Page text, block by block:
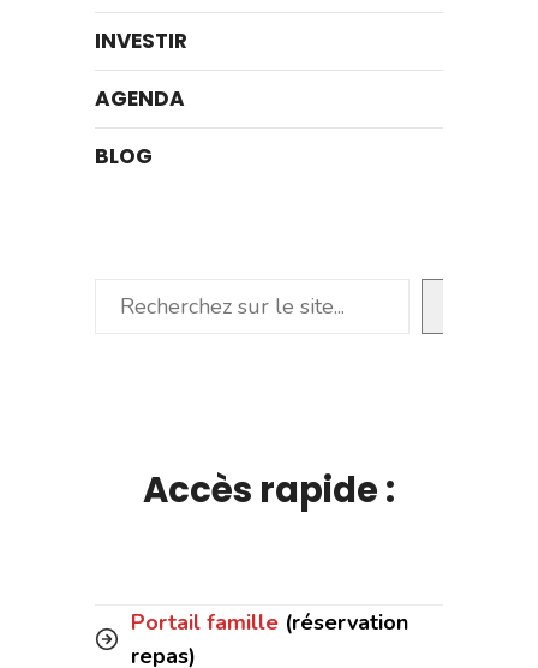
INVESTIR
AGENDA
BLOG
Rechercher
Accès rapide :
Portail famille (réservation
repas)